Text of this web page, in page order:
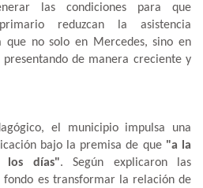
las condiciones para que
reduzcan la asistencia
que no solo en Mercedes, sino en
de manera creciente y
el municipio impulsa una
bajo la premisa de que "a la
los días". Según explicaron las
es transformar la relación de